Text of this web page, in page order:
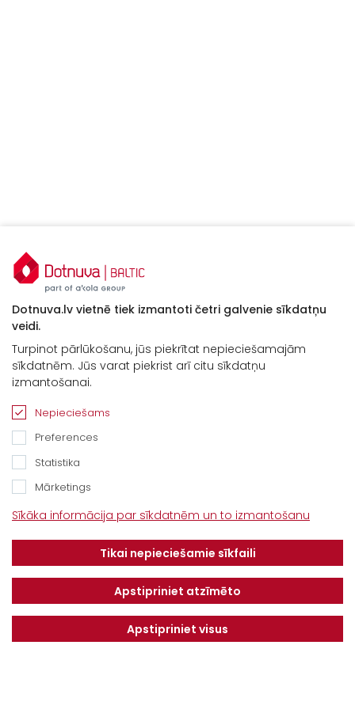
Kontakti
Jelgavas novads, LV-3043
info@dotnuvabaltic.lv
Dotnuva.lv vietnē tiek izmantoti četri galvenie sīkdatņu
veidi.
Turpinot pārlūkošanu, jūs piekrītat nepieciešamajām
sīkdatnēm. Jūs varat piekrist arī citu sīkdatņu
izmantošanai.
Nepieciešams
Preferences
Statistika
Mārketings
Sīkāka informācija par sīkdatnēm un to izmantošanu
Tikai nepieciešamie sīkfaili
Apstipriniet atzīmēto
Apstipriniet visus